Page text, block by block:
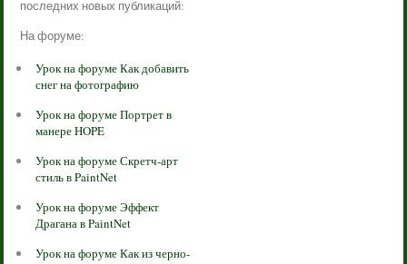
последних новых публикаций:
На форуме:
Урок на форуме Как добавить
снег на фотографию
Урок на форуме Портрет в
манере HOPE
Урок на форуме Скретч-арт
стиль в PaintNet
Урок на форуме Эффект
Драгана в PaintNet
Урок на форуме Как из черно-